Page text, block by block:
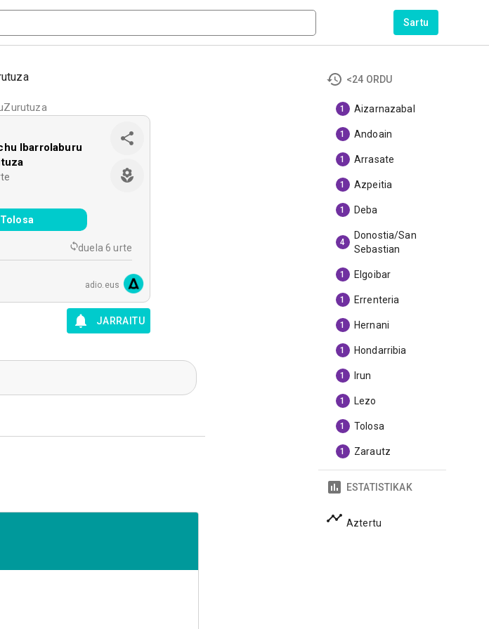
Sartu
Ibarrolaburu
Tolosa
duela 6 urte
adio.eus
JARRAITU
<24 ORDU
1 Aizarnazabal
1 Andoain
1 Arrasate
1 Azpeitia
1 Deba
4
Donostia/San
Sebastian
1 Elgoibar
1 Errenteria
1 Hernani
1 Hondarribia
1 Irun
1 Lezo
1 Tolosa
1 Zarautz
ESTATISTIKAK
Aztertu